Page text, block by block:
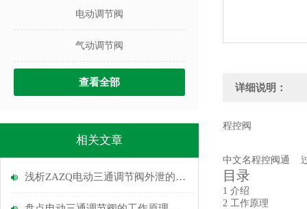
电动调节阀
气动调节阀
查看全部
相关文章
浅析ZAZQ电动三通调节阀外泄的解决方法
详细说明：
程控阀
中文名程控阀通
目录
1 介绍
2 工作原理